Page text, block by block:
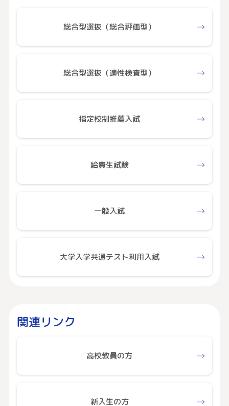
総合型選抜（総合評価型）
総合型選抜（適性検査型）
指定校制推薦入試
給費生試験
一般入試
大学入学共通テスト利用入試
関連リンク
高校教員の方
新入生の方